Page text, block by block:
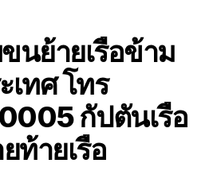
สไลด์
ใน
เขต
หัวหิน
24
ชั่วโมง
ติดต่อ
โทร
นย้ายเรือข้าม
เทศ โทร
กัปตันเรือ
ท้ายเรือ